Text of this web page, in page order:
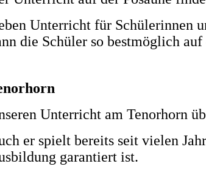
Unterricht für Schülerinnen
die Schüler so bestmöglich
Unterricht am Tenorhorn
er spielt bereits seit vielen
garantiert ist.